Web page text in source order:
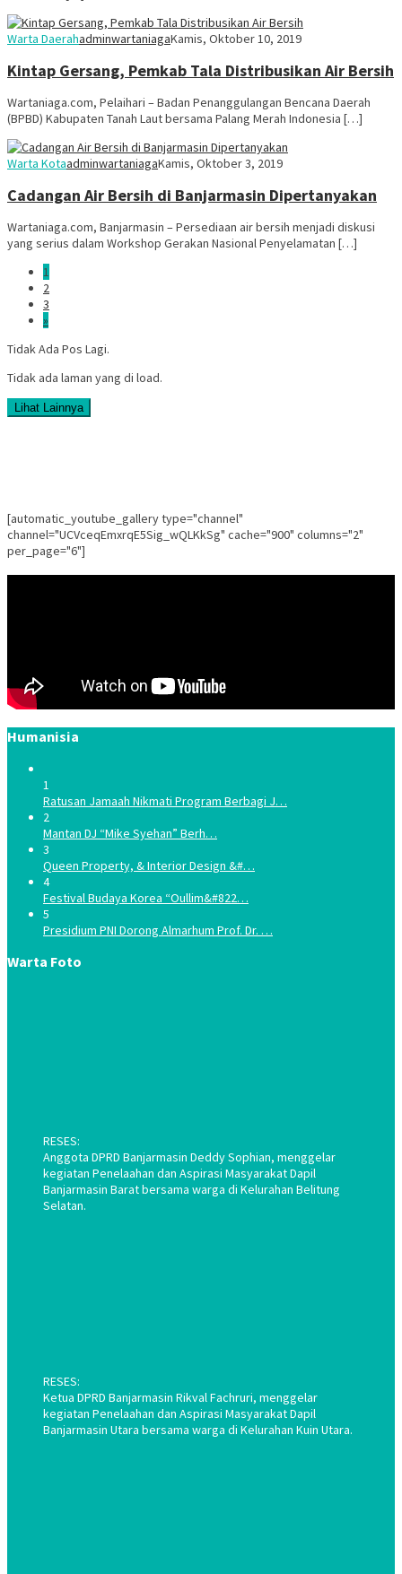
Warta DaerahadminwartaniagaKamis, Oktober 10, 2019
Kintap Gersang, Pemkab Tala Distribusikan Air Bersih
Wartaniaga.com, Pelaihari – Badan Penanggulangan Bencana Daerah
(BPBD) Kabupaten Tanah Laut bersama Palang Merah Indonesia […]
Warta KotaadminwartaniagaKamis, Oktober 3, 2019
Cadangan Air Bersih di Banjarmasin Dipertanyakan
Wartaniaga.com, Banjarmasin – Persediaan air bersih menjadi diskusi
yang serius dalam Workshop Gerakan Nasional Penyelamatan […]
1
2
3
»
Tidak Ada Pos Lagi.
Tidak ada laman yang di load.
Lihat Lainnya
[automatic_youtube_gallery type="channel"
channel="UCVceqEmxrqE5Sig_wQLKkSg" cache="900" columns="2"
per_page="6"]
Humanisia
1
Ratusan Jamaah Nikmati Program Berbagi J…
2
Mantan DJ “Mike Syehan” Berh…
3
Queen Property, & Interior Design &#…
4
Festival Budaya Korea “Oullim&#822…
5
Presidium PNI Dorong Almarhum Prof. Dr. …
Warta Foto
RESES:
Anggota DPRD Banjarmasin Deddy Sophian, menggelar
kegiatan Penelaahan dan Aspirasi Masyarakat Dapil
Banjarmasin Barat bersama warga di Kelurahan Belitung
Selatan.
RESES:
Ketua DPRD Banjarmasin Rikval Fachruri, menggelar
kegiatan Penelaahan dan Aspirasi Masyarakat Dapil
Banjarmasin Utara bersama warga di Kelurahan Kuin Utara.